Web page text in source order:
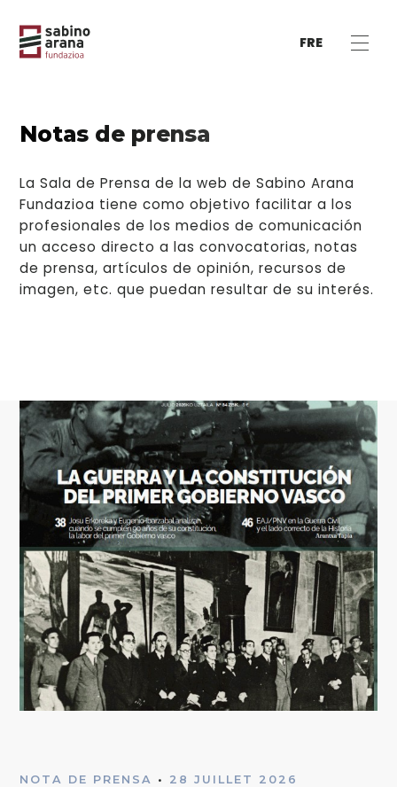
FRE
Notas de prensa
La Sala de Prensa de la web de Sabino Arana
Fundazioa tiene como objetivo facilitar a los
profesionales de los medios de comunicación
un acceso directo a las convocatorias, notas
de prensa, artículos de opinión, recursos de
imagen, etc. que puedan resultar de su interés.
NOTA DE PRENSA • 28 JUILLET 2026